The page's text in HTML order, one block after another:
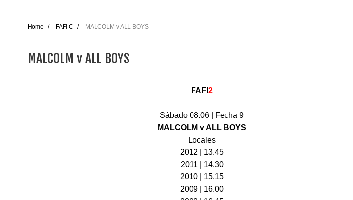
Home / FAFI C / MALCOLM v ALL BOYS
MALCOLM v ALL BOYS
FAFI 2
Sábado 08.06 | Fecha 9
MALCOLM v ALL BOYS
Locales
2012 | 13.45
2011 | 14.30
2010 | 15.15
2009 | 16.00